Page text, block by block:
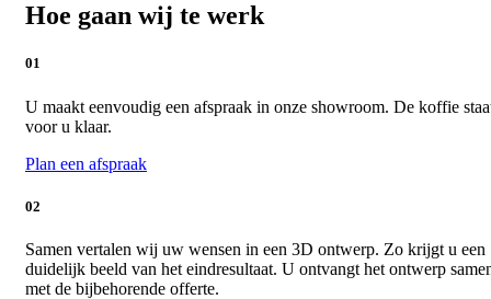
Hoe gaan wij te werk
01
U maakt eenvoudig een afspraak in onze showroom. De koffie
voor u klaar.
Plan een afspraak
02
Samen vertalen wij uw wensen in een 3D ontwerp. Zo krijgt u een
duidelijk beeld van het eindresultaat. U ontvangt het ontwerp
met de bijbehorende offerte.